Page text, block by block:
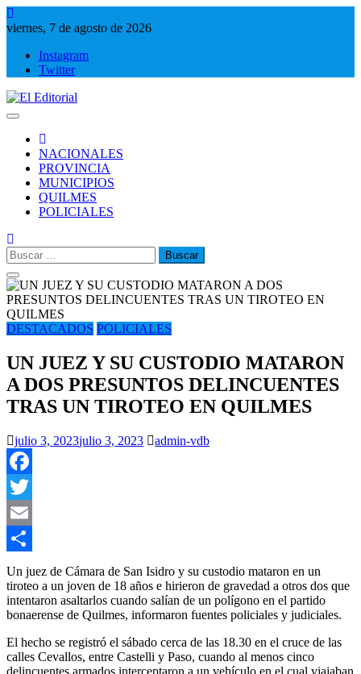
Saltar
al
viernes, 7 de agosto de 2026
Instagram
Twitter
NACIONALES
PROVINCIA
MUNICIPIOS
QUILMES
POLICIALES
Buscar:
DESTACADOS POLICIALES
UN JUEZ Y SU CUSTODIO MATARON
A DOS PRESUNTOS DELINCUENTES
TRAS UN TIROTEO EN QUILMES
julio 3, 2023julio 3, 2023 admin-vdb
Facebook
Twitter
Email
Compartir
Un juez de Cámara de San Isidro y su custodio mataron en un
tiroteo a un joven de 18 años e hirieron de gravedad a otros dos que
intentaron asaltarlos cuando salían de un polígono en el partido
bonaerense de Quilmes, informaron fuentes policiales y judiciales.
El hecho se registró el sábado cerca de las 18.30 en el cruce de las
calles Cevallos, entre Castelli y Paso, cuando al menos cinco
delincuentes armados interceptaron a un vehículo en el cual viajaban